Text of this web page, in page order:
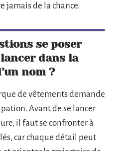
jamais de la chance.
se poser
dans la
nom ?
de vêtements demande
Avant de se lancer
il faut se confronter à
car chaque détail peut